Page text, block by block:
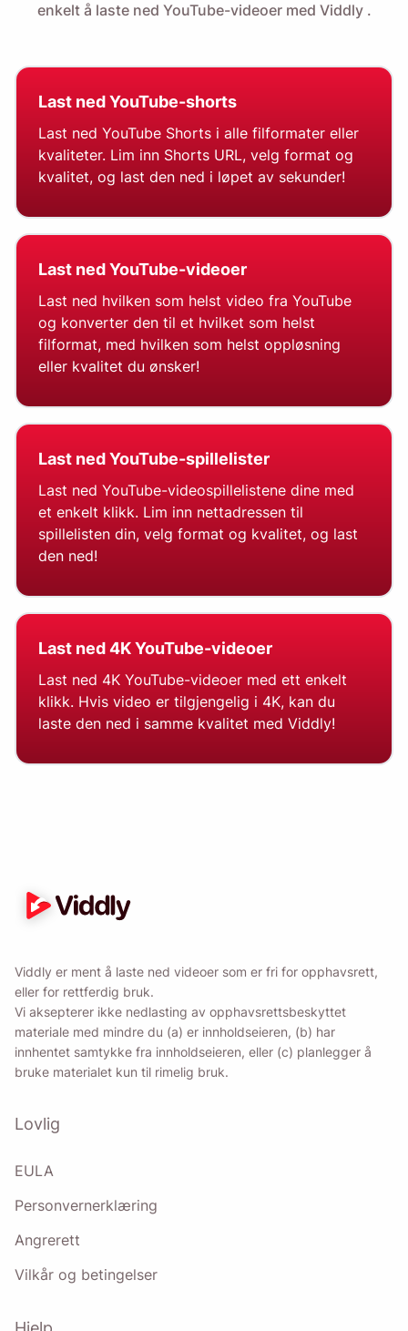
enkelt å laste ned YouTube-videoer med Viddly.
Last ned YouTube-shorts
Last ned YouTube Shorts i alle filformater eller
kvaliteter. Lim inn Shorts URL, velg format og
kvalitet, og last den ned i løpet av sekunder!
Last ned YouTube-videoer
Last ned hvilken som helst video fra YouTube
og konverter den til et hvilket som helst
filformat, med hvilken som helst oppløsning
eller kvalitet du ønsker!
Last ned YouTube-spillelister
Last ned YouTube-videospillelistene dine med
et enkelt klikk. Lim inn nettadressen til
spillelisten din, velg format og kvalitet, og last
den ned!
Last ned 4K YouTube-videoer
Last ned 4K YouTube-videoer med ett enkelt
klikk. Hvis video er tilgjengelig i 4K, kan du
laste den ned i samme kvalitet med Viddly!
Viddly er ment å laste ned videoer som er fri for opphavsrett,
eller for rettferdig bruk.
Vi aksepterer ikke nedlasting av opphavsrettsbeskyttet
materiale med mindre du (a) er innholdseieren, (b) har
innhentet samtykke fra innholdseieren, eller (c) planlegger å
bruke materialet kun til rimelig bruk.
Lovlig
EULA
Personvernerklæring
Angrerett
Vilkår og betingelser